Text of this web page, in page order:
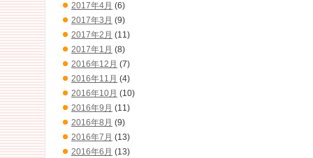
2017年4月 (6)
2017年3月 (9)
2017年2月 (11)
2017年1月 (8)
2016年12月 (7)
2016年11月 (4)
2016年10月 (10)
2016年9月 (11)
2016年8月 (9)
2016年7月 (13)
2016年6月 (13)